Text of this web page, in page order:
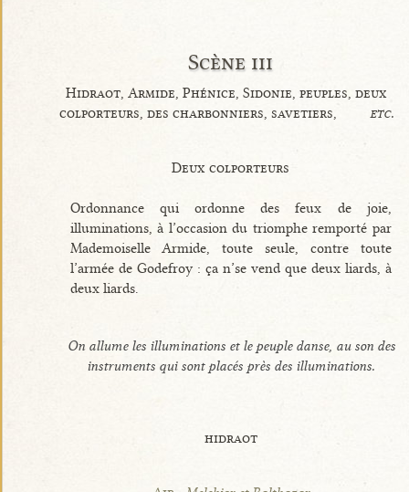
Scène iii
Hidraot, Armide, Phénice, Sidonie, peuples, deux
colporteurs, des charbonniers, savetiers,
etc.
Deux colporteurs
Ordonnance qui ordonne des feux de joie,
illuminations, à l’occasion du triomphe remporté par
Mademoiselle Armide, toute seule, contre toute
l’armée de Godefroy : ça n’se vend que deux liards, à
deux liards.
On allume les illuminations et le peuple danse, au son des
instruments qui sont placés près des illuminations.
hidraot